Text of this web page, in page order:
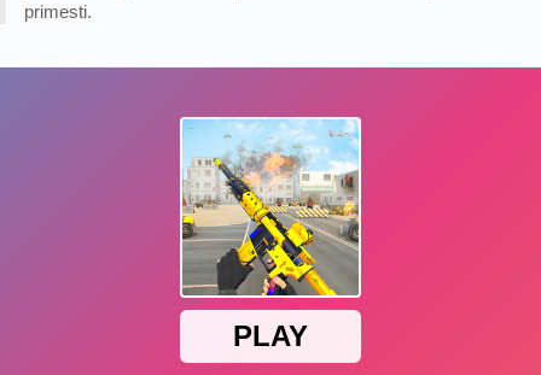
primesti.